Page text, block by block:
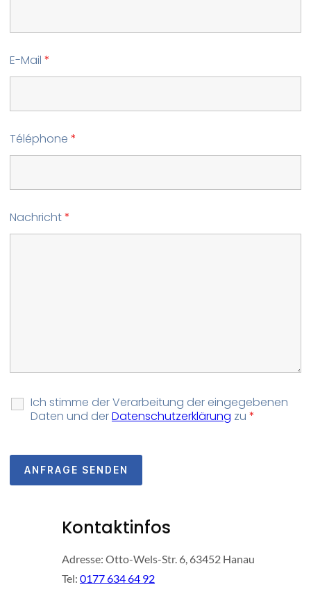
E-Mail *
Téléphone *
Nachricht*
Ich stimme der Verarbeitung der eingegebenen
Daten und derDatenschutzerklärung zu *
Kontaktinfos
Adresse: Otto-Wels-Str. 6, 63452 Hanau
Tel: 0177 634 64 92